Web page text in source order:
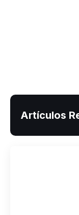
Artículos